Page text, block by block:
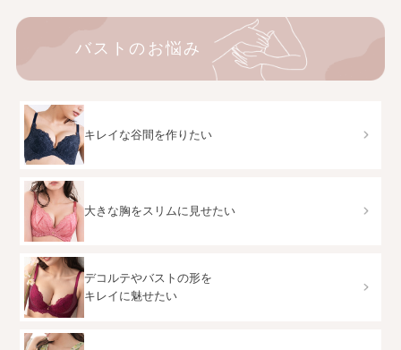
バストのお悩み
キレイな谷間を作りたい
大きな胸をスリムに見せたい
デコルテやバストの形を
キレイに魅せたい